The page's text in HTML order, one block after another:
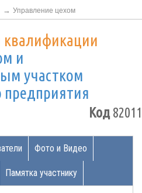
Управление цехом
и
участком
Код82011
Фото и Видео
Памятка участнику